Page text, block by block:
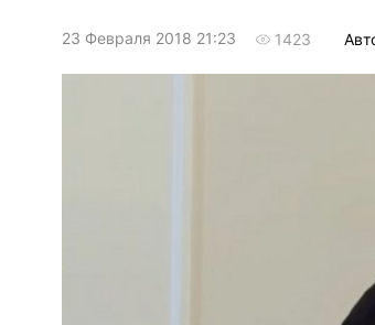
23 Февраля 2018 21:23 1423